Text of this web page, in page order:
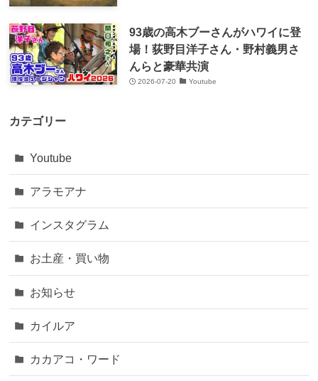
93歳の高木ブーさんがハワイに登
場！荻野目洋子さん・野村義男さ
んらと豪華共演
2026-07-20 Youtube
カテゴリー
Youtube
アラモアナ
インスタグラム
お土産・買い物
お知らせ
カイルア
カカアコ・ワード